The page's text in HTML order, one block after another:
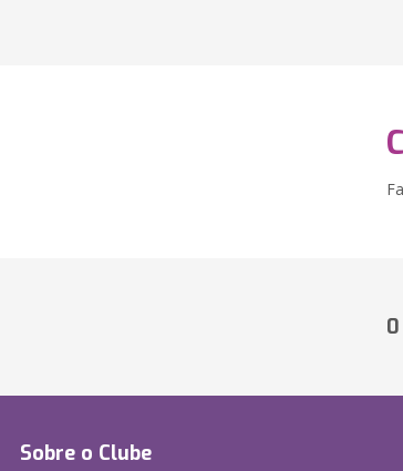
Sobre o Clube